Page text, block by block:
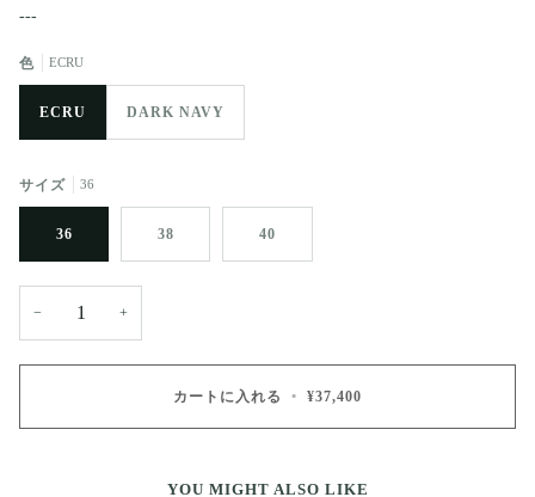
---
色 ECRU
ECRU DARK NAVY
サイズ 36
36 38 40
− +
カートに入れる • ¥37,400
YOU MIGHT ALSO LIKE